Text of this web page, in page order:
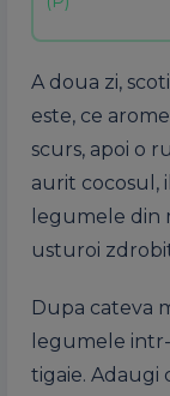
A doua zi,
este, ce
scurs, apoi o
aurit cocosul,
legumele din
usturoi
Dupa cateva
legumele
tigaie. Adaugi